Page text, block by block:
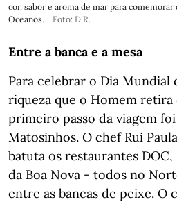
cor, sabor e aroma de mar para comemorar
Oceanos.
Foto: D.R.
Entre a banca e a mesa
Para celebrar o Dia Mundial
riqueza que o Homem retira
primeiro passo da viagem
Matosinhos. O chef Rui
batuta os restaurantes DOC,
da Boa Nova - todos no
entre as bancas de peixe. O